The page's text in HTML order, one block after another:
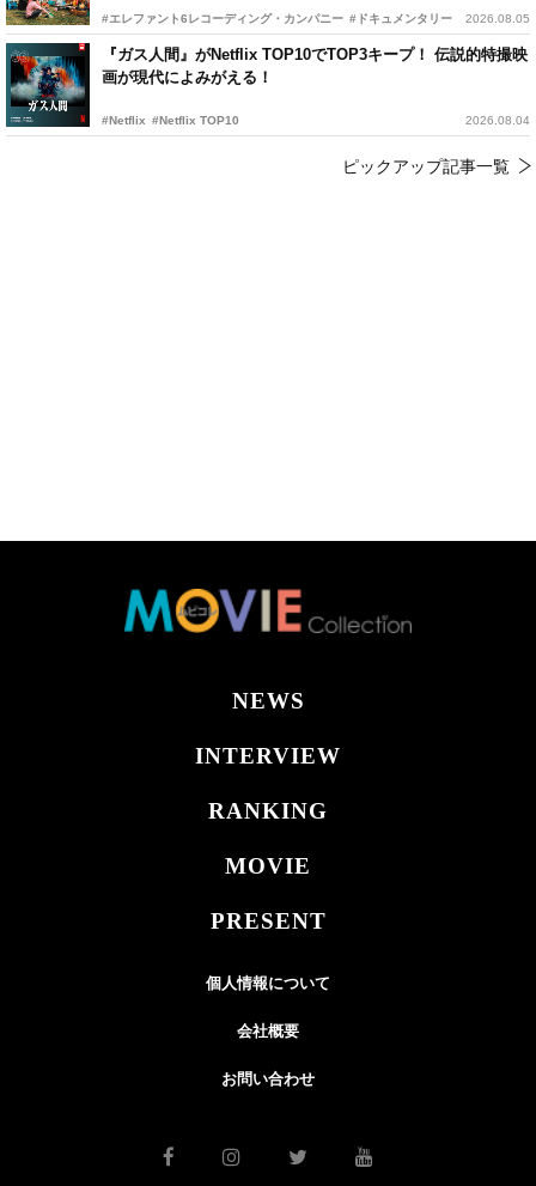
#エレファント6レコーディング・カンパニー #ドキュメンタリー 2026.08.05
『ガス人間』がNetflix TOP10でTOP3キープ！ 伝説的特撮映
画が現代によみがえる！
#Netflix #Netflix TOP10 2026.08.04
ピックアップ記事一覧
NEWS
INTERVIEW
RANKING
MOVIE
PRESENT
個人情報について
会社概要
お問い合わせ